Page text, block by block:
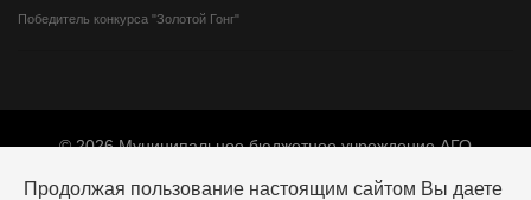
Победитель конкурса "Золотой Гонг"
© 2026 Муниципальное бюджетное учреждение АГО
Адрес: 623780, г. Артемовский, ул. Мира, 10.
Продолжая пользование настоящим сайтом Вы даете